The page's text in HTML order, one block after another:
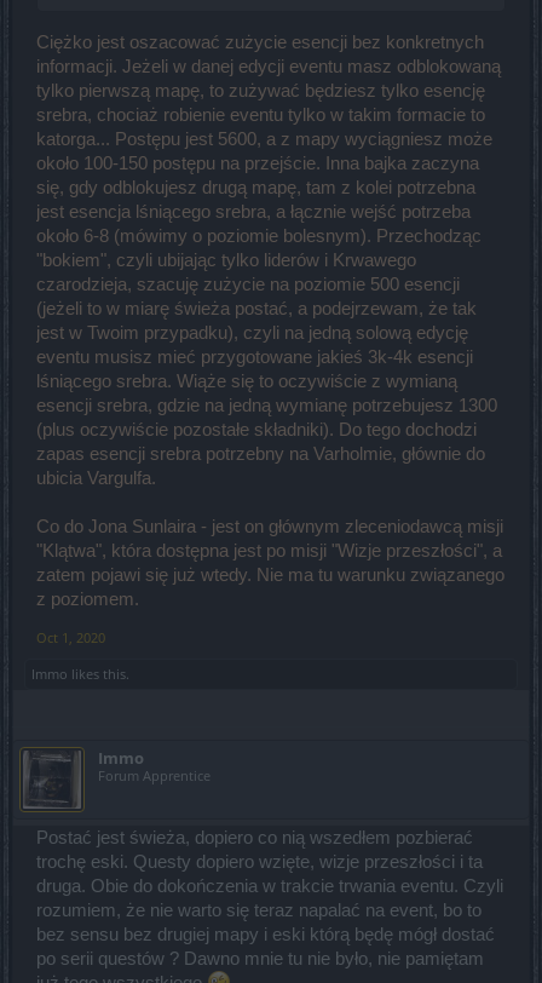
Ciężko jest oszacować zużycie esencji bez konkretnych
informacji. Jeżeli w danej edycji eventu masz odblokowaną
tylko pierwszą mapę, to zużywać będziesz tylko esencję
srebra, chociaż robienie eventu tylko w takim formacie to
katorga... Postępu jest 5600, a z mapy wyciągniesz może
około 100-150 postępu na przejście. Inna bajka zaczyna
się, gdy odblokujesz drugą mapę, tam z kolei potrzebna
jest esencja lśniącego srebra, a łącznie wejść potrzeba
około 6-8 (mówimy o poziomie bolesnym). Przechodząc
"bokiem", czyli ubijając tylko liderów i Krwawego
czarodzieja, szacuję zużycie na poziomie 500 esencji
(jeżeli to w miarę świeża postać, a podejrzewam, że tak
jest w Twoim przypadku), czyli na jedną solową edycję
eventu musisz mieć przygotowane jakieś 3k-4k esencji
lśniącego srebra. Wiąże się to oczywiście z wymianą
esencji srebra, gdzie na jedną wymianę potrzebujesz 1300
(plus oczywiście pozostałe składniki). Do tego dochodzi
zapas esencji srebra potrzebny na Varholmie, głównie do
ubicia Vargulfa.
Co do Jona Sunlaira - jest on głównym zleceniodawcą misji
"Klątwa", która dostępna jest po misji "Wizje przeszłości", a
zatem pojawi się już wtedy. Nie ma tu warunku związanego
z poziomem.
Oct 1, 2020
Immo likes this.
Immo
Forum Apprentice
Postać jest świeża, dopiero co nią wszedłem pozbierać
trochę eski. Questy dopiero wzięte, wizje przeszłości i ta
druga. Obie do dokończenia w trakcie trwania eventu. Czyli
rozumiem, że nie warto się teraz napalać na event, bo to
bez sensu bez drugiej mapy i eski którą będę mógł dostać
po serii questów ? Dawno mnie tu nie było, nie pamiętam